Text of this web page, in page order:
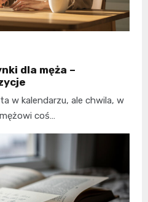
dla męża –
w kalendarzu, ale chwila, w
coś…